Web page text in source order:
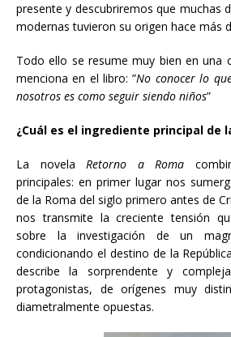
presente y descubriremos que muchas
modernas tuvieron su origen hace más
Todo ello se resume muy bien en una
menciona en el libro: ”No conocer lo
nosotros es como seguir siendo niños”
¿Cuál es el ingrediente principal de
La novelaRetorno a Roma
principales: en primer lugar nos
de la Roma del siglo primero antes de
nos transmite la creciente tensión
sobre la investigación de un
condicionando el destino de la
describe la sorprendente y
protagonistas, de orígenes muy
diametralmente opuestas.